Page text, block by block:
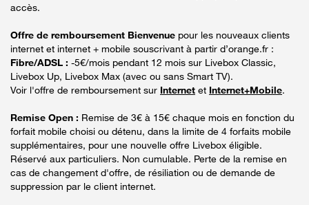
accès.
Offre de remboursement Bienvenue pour les nouveaux clients
internet et internet + mobile souscrivant à partir d’orange.fr :
Fibre/ADSL : -5€/mois pendant 12 mois sur Livebox Classic,
Livebox Up, Livebox Max (avec ou sans Smart TV).
Voir l'offre de remboursement sur Internet et Internet+Mobile.
Remise Open : Remise de 3€ à 15€ chaque mois en fonction du
forfait mobile choisi ou détenu, dans la limite de 4 forfaits mobile
supplémentaires, pour une nouvelle offre Livebox éligible.
Réservé aux particuliers. Non cumulable. Perte de la remise en
cas de changement d'offre, de résiliation ou de demande de
suppression par le client internet.